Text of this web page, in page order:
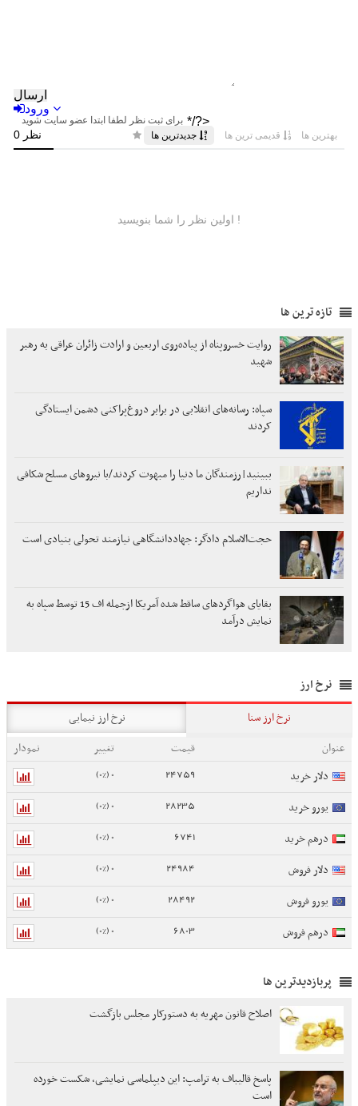
تازه ترین ها
روایت خسروپناه از پیاده‌روی اربعین و ارادت زائران عراقی به رهبر
شهید
سپاه: رسانه‌های انقلابی در برابر دروغ‌پراکنی دشمن ایستادگی
کردند
ببینید|رزمندگان ما دنیا را مبهوت کردند/با نیروهای مسلح شکافی
نداریم
حجت‌الاسلام دادگر: جهاددانشگاهی نیازمند تحولی بنیادی است
بقایای هواگردهای ساقط شده آمریکا ازجمله اف 15 توسط سپاه به
نمایش درآمد
نرخ ارز
نرخ ارز سنا
نرخ ارز نیمایی
عنوان
قیمت تغییر
نمودار
دلار خرید
24759
0 (0%)
یورو خرید 28235
0 (0%)
درهم خرید 6741
0 (0%)
دلار فروش 24984
0 (0%)
یورو فروش 28492
0 (0%)
درهم فروش 6803
0 (0%)
پربازدیدترین ها
اصلاح قانون مهریه به دستورکار مجلس بازگشت
پاسخ قالیباف به ترامپ: این دیپلماسی نمایشی، شکست خورده
است